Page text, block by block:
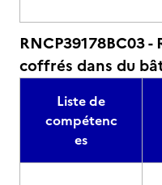
RNCP39178BC03
coffrés dans du
Liste de
compétenc
es